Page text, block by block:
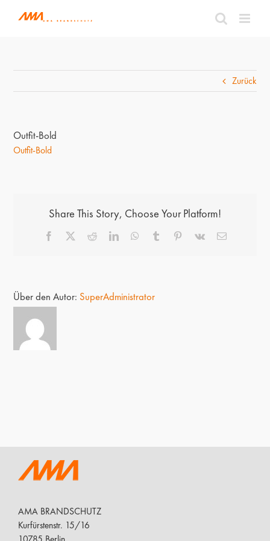
Inhalt
Zurück
Outfit-Bold
Outfit-Bold
Share This Story, Choose Your Platform!
Facebook RedditLinkedInWhatsApp
Tumblr Pinterest
Vk
E-
Über den Autor: SuperAdministrator
AMA BRANDSCHUTZ
Kurfürstenstr. 15/16